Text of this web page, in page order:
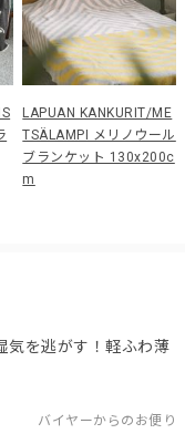
LAPUAN KANKURIT/ME
TSÄLAMPI メリノウール
ブランケット 130x200c
m
気を逃がす！軽ふわ薄
バイヤーからのお便り